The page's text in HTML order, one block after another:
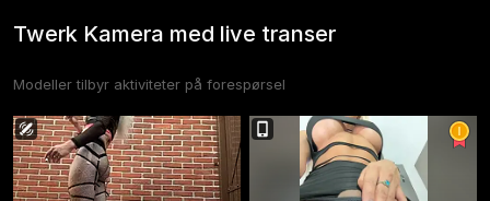
Twerk Kamera med live transer
Modeller tilbyr aktiviteter på forespørsel